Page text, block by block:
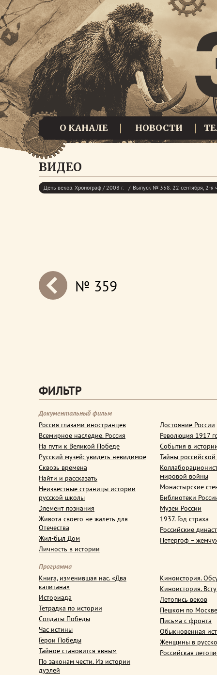
О КАНАЛЕ НОВОСТИ
ВИДЕО
День веков. Хронограф / 2008 г. Выпуск № 358. 22 сентября, 2-я
next№ 359
ФИЛЬТР
Документальный фильм
Россия глазами иностранцев
Всемирное наследие. Россия
На пути к Великой Победе
Русский музей: увидеть невидимое
Сквозь времена
Найти и рассказать
Неизвестные страницы истории
русской школы
Элемент познания
Живота своего не жалеть для
Отечества
Жил-был Дом
Личность в истории
Достояние России
Революция 1917
События в
Тайны
мировой войны
Монастырские
Библиотеки
Музеи России
1937. Год страха
Российские
Петергоф –
Программа
Книга, изменившая нас. «Два
капитана»
Историада
Тетрадка по истории
Солдаты Победы
Час истины
Герои Победы
Тайное становится явным
По законам чести. Из истории
дуэлей
Киноистория.
Киноистория.
Летопись веков
Пешком по Москве
Письма с фронта
Обыкновенная
Женщины в
Российская